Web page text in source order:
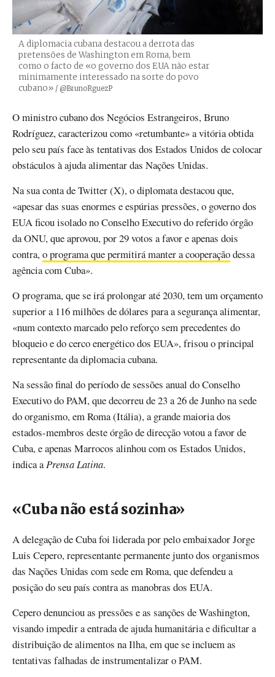
A diplomacia cubana destacou a derrota das
pretensões de Washington em Roma, bem
como o facto de «o governo dos EUA não estar
minimamente interessado na sorte do povo
cubano» Créditos
/ @BrunoRguezP
O ministro cubano dos Negócios Estrangeiros, Bruno
Rodríguez, caracterizou como «retumbante» a vitória obtida
pelo seu país face às tentativas dos Estados Unidos de colocar
obstáculos à ajuda alimentar das Nações Unidas.
Na sua conta de Twitter (X), o diplomata destacou que,
«apesar das suas enormes e espúrias pressões, o governo dos
EUA ficou isolado no Conselho Executivo do referido órgão
da ONU, que aprovou, por 29 votos a favor e apenas dois
contra,o programa que permitirá manter a cooperaçãodessa
agência com Cuba».
O programa, que se irá prolongar até 2030, tem um orçamento
superior a 116 milhões de dólares para a segurança alimentar,
«num contexto marcado pelo reforço sem precedentes do
bloqueio e do cerco energético dos EUA», frisou o principal
representante da diplomacia cubana.
Na sessão final do período de sessões anual do Conselho
Executivo do PAM, que decorreu de 23 a 26 de Junho na sede
do organismo, em Roma (Itália), a grande maioria dos
estados-membros deste órgão de direcção votou a favor de
Cuba, e apenas Marrocos alinhou com os Estados Unidos,
indica aPrensa Latina.
«Cuba não está sozinha»
A delegação de Cuba foi liderada por pelo embaixador Jorge
Luis Cepero, representante permanente junto dos organismos
das Nações Unidas com sede em Roma, que defendeu a
posição do seu país contra as manobras dos EUA.
Cepero denunciou as pressões e as sanções de Washington,
visando impedir a entrada de ajuda humanitária e dificultar a
distribuição de alimentos na Ilha, em que se incluem as
tentativas falhadas de instrumentalizar o PAM.